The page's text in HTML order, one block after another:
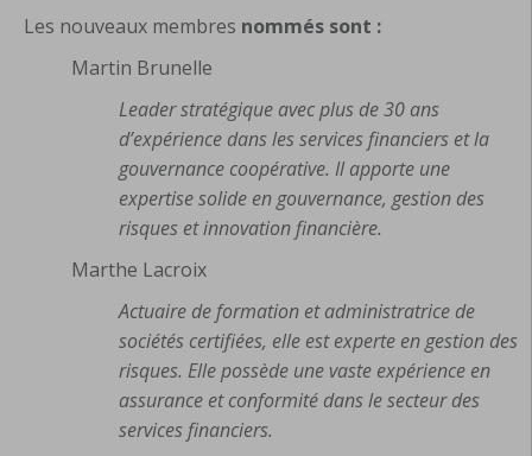
Les nouveaux membres nommés sont :
Martin Brunelle
Leader stratégique avec plus de 30 ans
d’expérience dans les services financiers et la
gouvernance coopérative. Il apporte une
expertise solide en gouvernance, gestion des
risques et innovation financière.
Marthe Lacroix
Actuaire de formation et administratrice de
sociétés certifiées, elle est experte en gestion des
risques. Elle possède une vaste expérience en
assurance et conformité dans le secteur des
services financiers.